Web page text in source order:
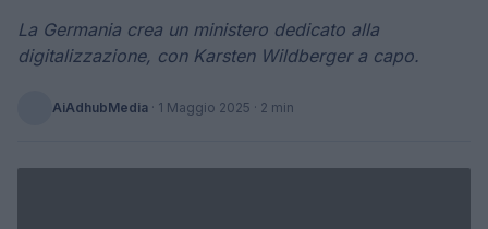
La Germania crea un ministero dedicato alla
digitalizzazione, con Karsten Wildberger a capo.
AiAdhubMedia · 1 Maggio 2025 · 2 min